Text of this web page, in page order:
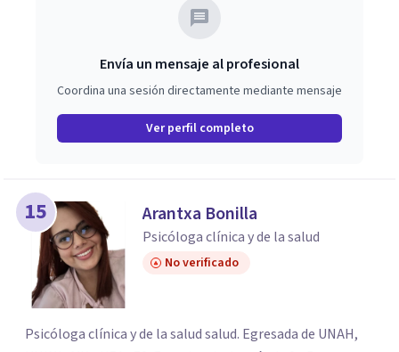
Envía un mensaje al profesional
Coordina una sesión directamente mediante mensaje
Ver perfil completo
15 Arantxa Bonilla
Psicóloga clínica y de la salud
No verificado
Psicóloga clínica y de la salud salud. Egresada de UNAH,